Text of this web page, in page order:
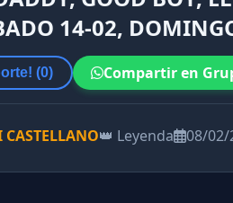
14-02,
(0) Compartir en
👑 Leyenda 08/02/